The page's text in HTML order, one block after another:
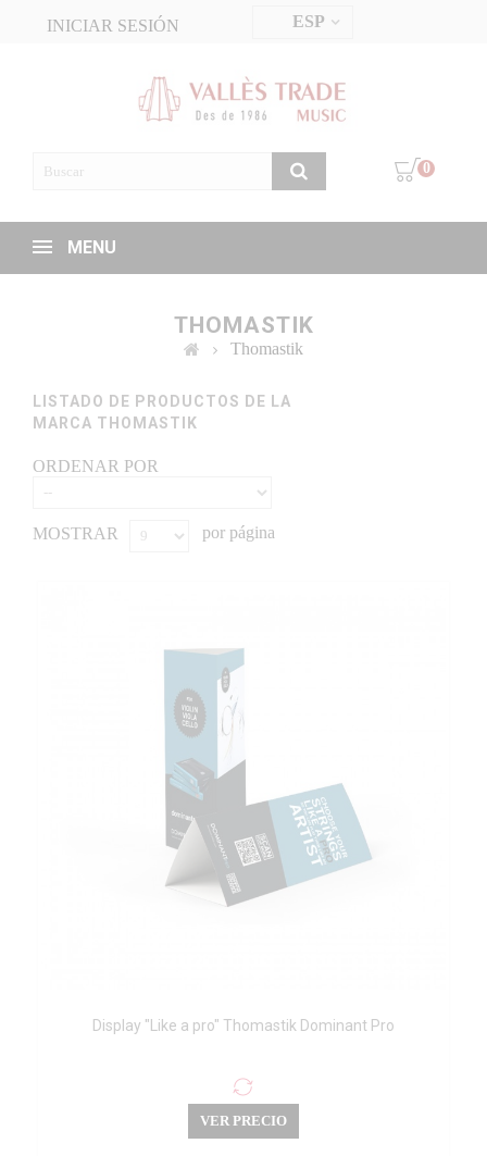
INICIAR SESIÓN ESP
0
MENU
THOMASTIK
Thomastik
LISTADO DE PRODUCTOS DE LA
MARCA THOMASTIK
ORDENAR POR
MOSTRAR por página
Display "Like a pro" Thomastik Dominant Pro
VER PRECIO